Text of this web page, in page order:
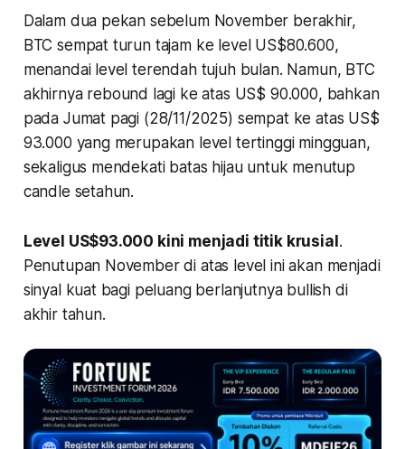
Dalam dua pekan sebelum November berakhir,
BTC sempat turun tajam ke level US$80.600,
menandai level terendah tujuh bulan. Namun, BTC
akhirnya rebound lagi ke atas US$ 90.000, bahkan
pada Jumat pagi (28/11/2025) sempat ke atas US$
93.000 yang merupakan level tertinggi mingguan,
sekaligus mendekati batas hijau untuk menutup
candle setahun.
Level US$93.000 kini menjadi titik krusial .
Penutupan November di atas level ini akan menjadi
sinyal kuat bagi peluang berlanjutnya bullish di
akhir tahun.